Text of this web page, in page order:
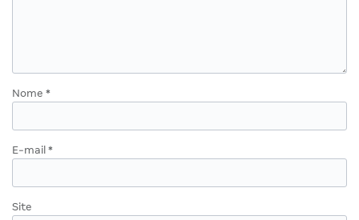
Nome *
E-mail *
Site